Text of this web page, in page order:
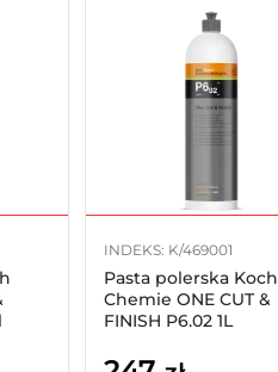
INDEKS: K/469001
Pasta polerska Koch
Chemie ONE CUT &
FINISH P6.02 1L